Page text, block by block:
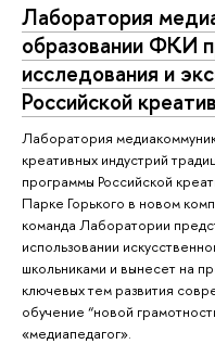
Лаборатория
образовании ФКИ
исследования и
Российской
Лаборатория
креативных индустрий
программы Российской
Парке Горького в новом
команда Лаборатории
использовании
школьниками и вынесет на
ключевых тем развития
обучение “новой
«медиапедагог».